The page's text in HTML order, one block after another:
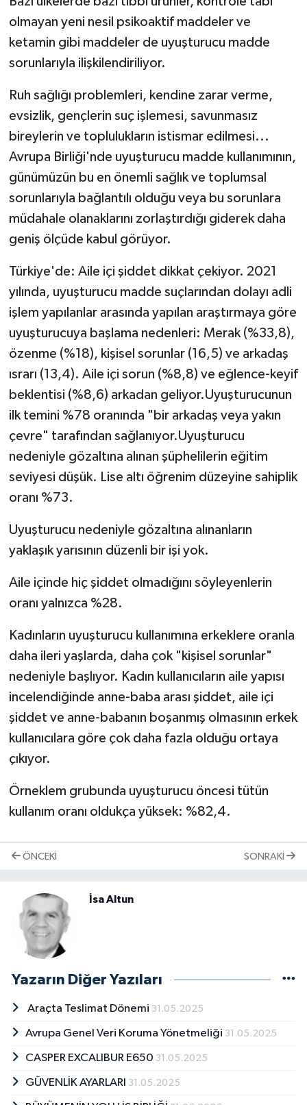
olmayan yeni nesil psikoaktif maddeler ve
ketamin gibi maddeler de uyuşturucu madde
sorunlarıyla ilişkilendiriliyor.
Ruh sağlığı problemleri, kendine zarar verme,
evsizlik, gençlerin suç işlemesi, savunmasız
bireylerin ve toplulukların istismar edilmesi...
Avrupa Birliği'nde uyuşturucu madde kullanımının,
günümüzün bu en önemli sağlık ve toplumsal
sorunlarıyla bağlantılı olduğu veya bu sorunlara
müdahale olanaklarını zorlaştırdığı giderek daha
geniş ölçüde kabul görüyor.
Türkiye'de: Aile içi şiddet dikkat çekiyor. 2021
yılında, uyuşturucu madde suçlarından dolayı adli
işlem yapılanlar arasında yapılan araştırmaya göre
uyuşturucuya başlama nedenleri: Merak (%33,8),
özenme (%18), kişisel sorunlar (16,5) ve arkadaş
ısrarı (13,4). Aile içi sorun (%8,8) ve eğlence-keyif
beklentisi (%8,6) arkadan geliyor.Uyuşturucunun
ilk temini %78 oranında "bir arkadaş veya yakın
çevre" tarafından sağlanıyor.Uyuşturucu
nedeniyle gözaltına alınan şüphelilerin eğitim
seviyesi düşük. Lise altı öğrenim düzeyine sahiplik
oranı %73.
Uyuşturucu nedeniyle gözaltına alınanların
yaklaşık yarısının düzenli bir işi yok.
Aile içinde hiç şiddet olmadığını söyleyenlerin
oranı yalnızca %28.
Kadınların uyuşturucu kullanımına erkeklere oranla
daha ileri yaşlarda, daha çok "kişisel sorunlar"
nedeniyle başlıyor. Kadın kullanıcıların aile yapısı
incelendiğinde anne-baba arası şiddet, aile içi
şiddet ve anne-babanın boşanmış olmasının erkek
kullanıcılara göre çok daha fazla olduğu ortaya
çıkıyor.
Örneklem grubunda uyuşturucu öncesi tütün
kullanım oranı oldukça yüksek: %82,4.
ÖNCEKI SONRAKI
İsa Altun
Yazarın Diğer Yazıları
Araçta Teslimat Dönemi 31.05.2025
Avrupa Genel Veri Koruma Yönetmeliği 31.05.2025
CASPER EXCALIBUR E650 31.05.2025
GÜVENLİK AYARLARI 31.05.2025